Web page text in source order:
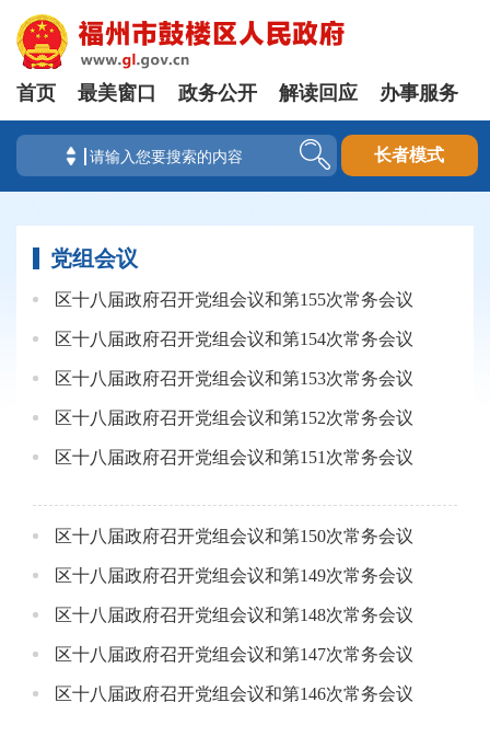
首页 最美窗口 政务公开 解读回应 办事服务
长者模式
党组会议
区十八届政府召开党组会议和第155次常务会议
区十八届政府召开党组会议和第154次常务会议
区十八届政府召开党组会议和第153次常务会议
区十八届政府召开党组会议和第152次常务会议
区十八届政府召开党组会议和第151次常务会议
区十八届政府召开党组会议和第150次常务会议
区十八届政府召开党组会议和第149次常务会议
区十八届政府召开党组会议和第148次常务会议
区十八届政府召开党组会议和第147次常务会议
区十八届政府召开党组会议和第146次常务会议